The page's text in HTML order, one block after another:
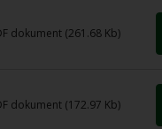
dokument (261.68 Kb)
dokument (172.97 Kb)